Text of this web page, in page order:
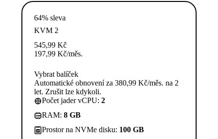
64% sleva
KVM 2
545,99 Kč
197,99 Kč/měs.
Vybrat balíček
Automatické obnovení za 380,99 Kč/měs. na 2
let. Zrušit lze kdykoli.
Počet jader vCPU: 2
RAM: 8 GB
Prostor na NVMe disku: 100 GB